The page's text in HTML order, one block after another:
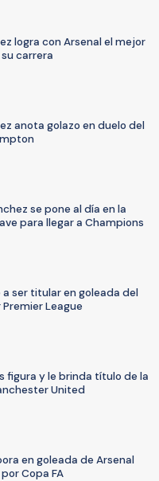
logra con Arsenal el mejor
carrera
anota golazo en duelo del
se pone al día en la
para llegar a Champions
a ser titular en goleada del
League
figura y le brinda título de la
United
en goleada de Arsenal
Copa FA